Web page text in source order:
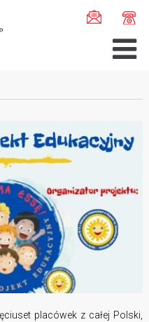
Ogólnopolski projekt ...
EDUKACYJNY
placówek z całej Polski,